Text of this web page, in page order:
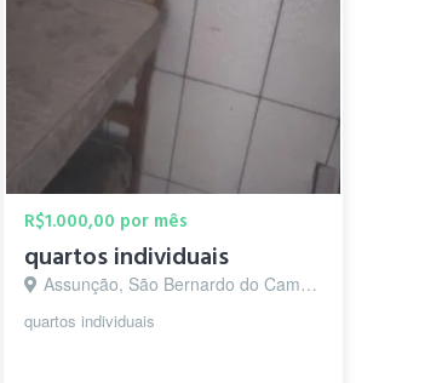
Patricia S.
há 5 anos
R$1.000,00 por mês
quartos individuais
Assunção, São Bernardo do Campo - SP
quartos individuais